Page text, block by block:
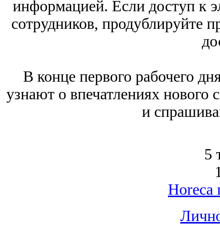
информацией. Если доступ к
сотрудников, продублируйте
В конце первого рабочего
узнают о впечатлениях нового
и
5
Horeca